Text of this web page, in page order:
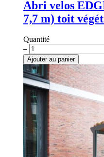
Abri velos
7,7 m) toit
Quantité
quantité
de
Abri
velos
EDGE
EDG350-
(2,5
–
Ajouter au panier